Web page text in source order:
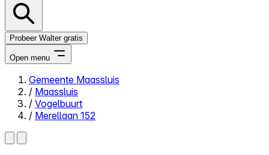
Probeer Walter gratis
Open menu
Close menu
Gemeente Maassluis
/ Maassluis
/ Vogelbuurt
/ Merellaan 152